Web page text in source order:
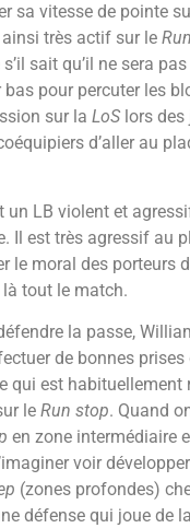
sa vitesse de pointe
très actif sur le
sait qu’il ne sera pas
bas pour percuter les
sur la LoS lors
d’aller au
un LB violent et
Il est très agressif au
le moral des porteurs
là tout le match.
la passe,
de bonnes
qui est habituellement
le Run stop. Quand
en zone intermédiaire
voir
(zones profondes)
défense qui joue de la